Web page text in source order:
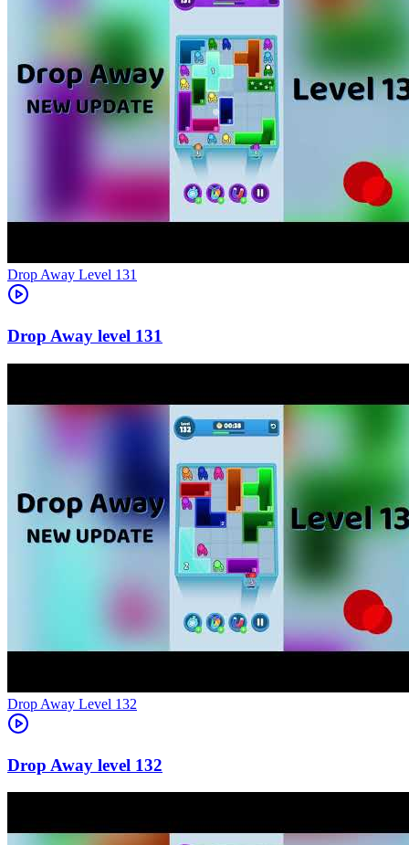
Level 131
131
Level 132
132